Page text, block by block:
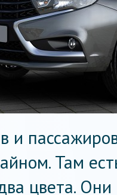
и
Там
цвета. Они